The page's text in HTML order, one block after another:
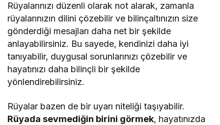
Rüyalarınızı düzenli olarak not alarak, zamanla
rüyalarınızın dilini çözebilir ve bilinçaltınızın size
gönderdiği mesajları daha net bir şekilde
anlayabilirsiniz. Bu sayede, kendinizi daha iyi
tanıyabilir, duygusal sorunlarınızı çözebilir ve
hayatınızı daha bilinçli bir şekilde
yönlendirebilirsiniz.
Rüyalar bazen de bir uyarı niteliği taşıyabilir.
Rüyada sevmediğin birini görmek, hayatınızda